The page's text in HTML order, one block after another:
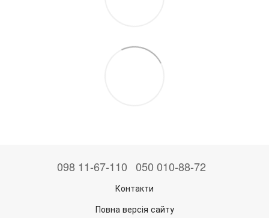
098 11-67-110 050 010-88-72
Контакти
Повна версія сайту